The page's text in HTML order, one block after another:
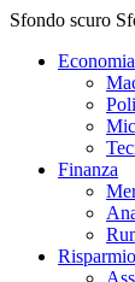
Sfondo scuro
Economia
Finanza
Risparmio